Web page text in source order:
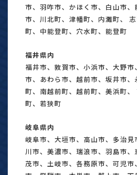
市、羽咋市、かほく市、白山市、
市、川北町、津幡町、内灘町、
町、中能登町、穴水町、能登町
福井県内
福井市、敦賀市、小浜市、大野市
市、あわら市、越前市、坂井市、
町、南越前町、越前町、美浜町、
町、若狭町
岐阜県内
岐阜市、大垣市、高山市、多治見
川市、美濃市、瑞浪市、羽島市、
茂市、土岐市、各務原市、可児市